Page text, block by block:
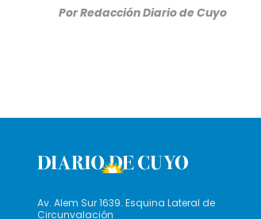
PorRedacción Diario de Cuyo
Av. Alem Sur 1639. Esquina Lateral de
Circunvalación